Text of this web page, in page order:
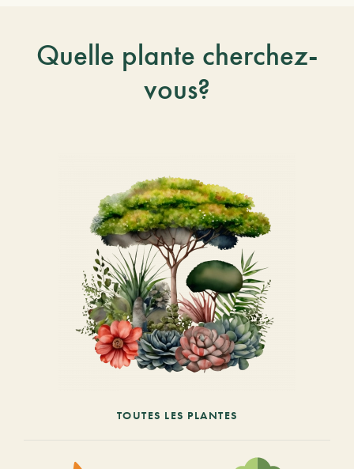
Quelle plante cherchez-
vous?
TOUTES LES PLANTES